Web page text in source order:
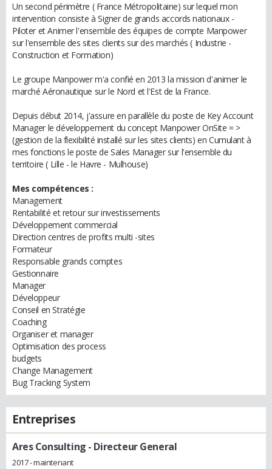
Un second périmètre ( France Métropolitaine) sur lequel mon
intervention consiste à Signer de grands accords nationaux -
Piloter et Animer l'ensemble des équipes de compte Manpower
sur l'ensemble des sites clients sur des marchés ( Industrie -
Construction et Formation)
Le groupe Manpower m'a confié en 2013 la mission d'animer le
marché Aéronautique sur le Nord et l'Est de la France.
Depuis début 2014, j'assure en parallèle du poste de Key Account
Manager le développement du concept Manpower OnSite = >
(gestion de la flexibilité installé sur les sites clients) en Cumulant à
mes fonctions le poste de Sales Manager sur l'ensemble du
territoire ( Lille - le Havre - Mulhouse)
Mes compétences :
Management
Rentabilité et retour sur investissements
Développement commercial
Direction centres de profits multi -sites
Formateur
Responsable grands comptes
Gestionnaire
Manager
Développeur
Conseil en Stratégie
Coaching
Organiser et manager
Optimisation des process
budgets
Change Management
Bug Tracking System
Entreprises
Ares Consulting - Directeur General
2017 - maintenant